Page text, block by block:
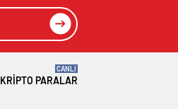
KRIPTO PARALAR
CANLI